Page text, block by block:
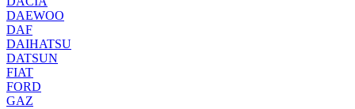
DAEWOO
DAF
DAIHATSU
DATSUN
FIAT
FORD
GAZ